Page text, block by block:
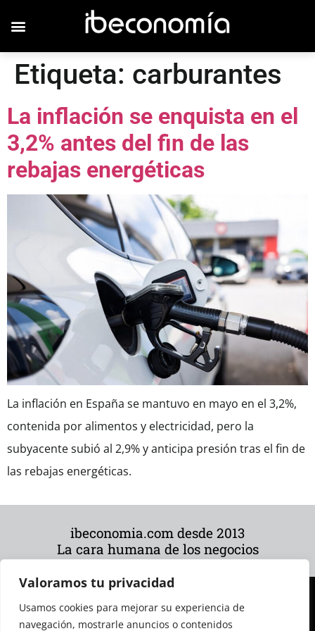
Valoramos tu privacidad
Usamos cookies para mejorar su experiencia de
navegación, mostrarle anuncios o contenidos
Etiqueta: carburantes
La inflación se enquista en el
3,2% antes del fin de las
rebajas energéticas
La inflación en España se mantuvo en mayo en el 3,2%,
contenida por alimentos y electricidad, pero la
subyacente subió al 2,9% y anticipa presión tras el fin de
las rebajas energéticas.
ibeconomia.com desde 2013
La cara humana de los negocios